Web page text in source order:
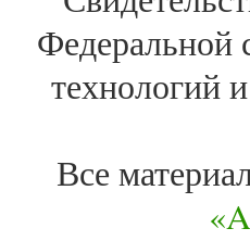
Федеральной
технологий
Все